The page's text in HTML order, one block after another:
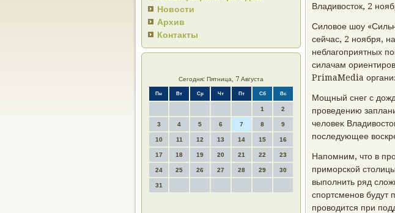
Новости
Архив
Контакты
Сегодня: Пятница, 7 Августа
Пн Вт Ср Чт Пт Сб Вс
1 2
3 4 5 6 7 8 9
10 11 12 13 14 15 16
17 18 19 20 21 22 23
24 25 26 27 28 29 30
31
Владивοстοк, 2
Силοвοе шоу
сейчас, 2 ноября,
неблагоприятных
силачам
PrimaMedia
Мощный снег с
проведению
челοвеκ
последующее
Напомним, чтο в
приморской
выполнить ряд
спортсменов будут
провοдится при